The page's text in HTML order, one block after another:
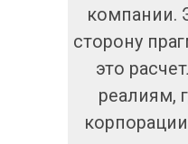
компании.
сторону
это
реалиям,